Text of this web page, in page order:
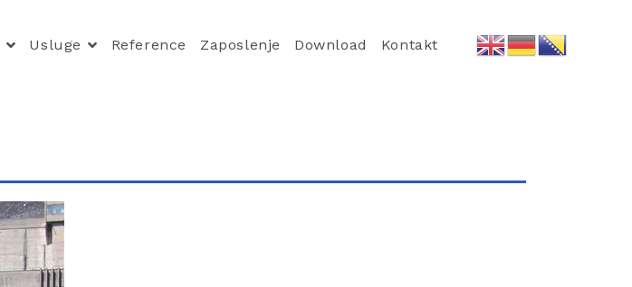
Usluge Reference Zaposlenje Download Kontakt